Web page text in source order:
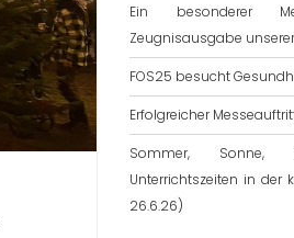
Ein besonderer
Zeugnisausgabe
FOS25 besucht
Erfolgreicher
Sommer, Sonne,
Unterrichtszeiten in der
26.6.26)